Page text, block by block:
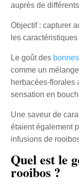
auprès de
Objectif : capturer
les
Le goût des
comme un
herbacées-florales
sensation en
Une saveur de
étaient également
infusions de
Quel est le
rooibos ?